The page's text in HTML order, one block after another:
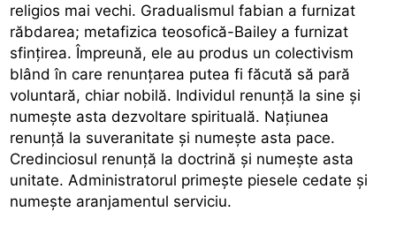
religios mai vechi. Gradualismul fabian a furnizat
răbdarea; metafizica teosofică-Bailey a furnizat
sfințirea. Împreună, ele au produs un colectivism
blând în care renunțarea putea fi făcută să pară
voluntară, chiar nobilă. Individul renunță la sine și
numește asta dezvoltare spirituală. Națiunea
renunță la suveranitate și numește asta pace.
Credinciosul renunță la doctrină și numește asta
unitate. Administratorul primește piesele cedate și
numește aranjamentul serviciu.